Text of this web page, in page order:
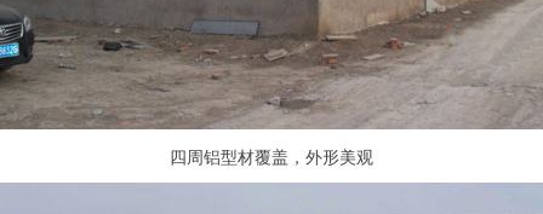
四周铝型材覆盖，外形美观